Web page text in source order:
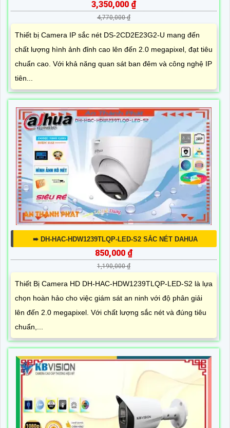
3,350,000 ₫
4,770,000 ₫
Thiết bị Camera IP sắc nét DS-2CD2E23G2-U mang đến
chất lượng hình ảnh đỉnh cao lên đến 2.0 megapixel, đạt tiêu
chuẩn cao. Với khả năng quan sát ban đêm và công nghệ IP
tiên...
➠ DH-HAC-HDW1239TLQP-LED-S2 SẮC NÉT DAHUA
850,000 ₫
1,190,000 ₫
Thiết Bị Camera HD DH-HAC-HDW1239TLQP-LED-S2 là lựa
chọn hoàn hảo cho việc giám sát an ninh với độ phân giải
lên đến 2.0 megapixel. Với chất lượng sắc nét và đúng tiêu
chuẩn,...